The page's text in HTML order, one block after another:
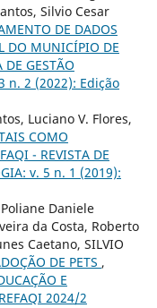
Silvio Cesar
DE DADOS
DO MUNICÍPIO DE
DE GESTÃO
n. 2 (2022): Edição
Luciano V. Flores,
COMO
- REVISTA DE
v. 5 n. 1 (2019):
Poliane Daniele
da Costa, Roberto
Caetano, SILVIO
DE PETS ,
E
2024/2